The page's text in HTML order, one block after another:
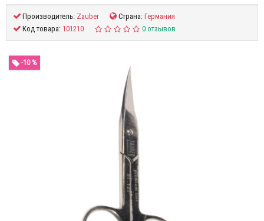
Производитель: Zauber Страна:Германия
Код товара:101210 0 отзывов
-10 %